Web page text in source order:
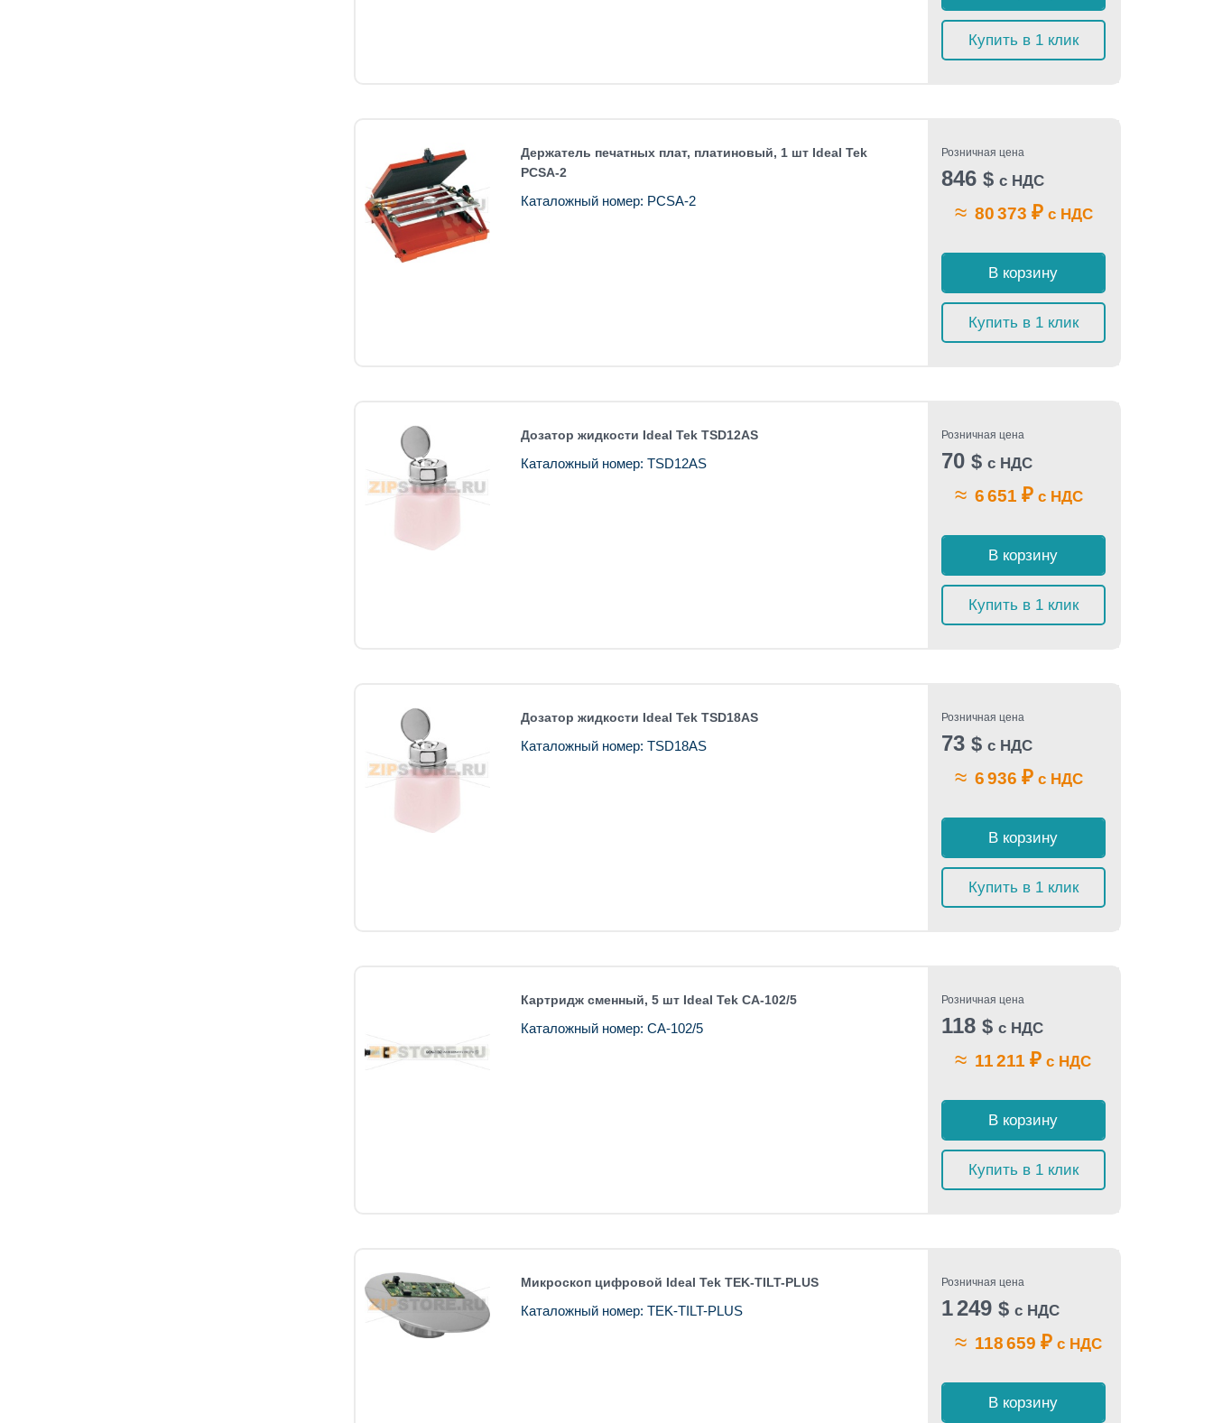
Купить в 1 клик
Держатель печатных плат, платиновый, 1 шт Ideal Tek
PCSA-2
Каталожный номер: PCSA-2
Розничная цена
846 $ с НДС
≈ 80 373 ₽с НДС
В корзину
Купить в 1 клик
Дозатор жидкости Ideal Tek TSD12AS
Каталожный номер: TSD12AS
Розничная цена
70 $ с НДС
≈ 6 651 ₽с НДС
В корзину
Купить в 1 клик
Дозатор жидкости Ideal Tek TSD18AS
Каталожный номер: TSD18AS
Розничная цена
73 $ с НДС
≈ 6 936 ₽с НДС
В корзину
Купить в 1 клик
Картридж сменный, 5 шт Ideal Tek CA-102/5
Каталожный номер: CA-102/5
Розничная цена
118 $ с НДС
≈ 11 211 ₽с НДС
В корзину
Купить в 1 клик
Микроскоп цифровой Ideal Tek TEK-TILT-PLUS
Каталожный номер: TEK-TILT-PLUS
Розничная цена
1 249 $ с НДС
≈ 118 659 ₽с НДС
В корзину